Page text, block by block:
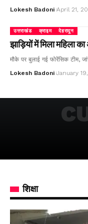
Lokesh Badoni April 21,
उत्तराखंड क्राइम देहरादून
झाड़ियों में मिला महिला
मौके पर बुलाई गई फोरेंसिक टीम,
Lokesh Badoni January
शिक्षा